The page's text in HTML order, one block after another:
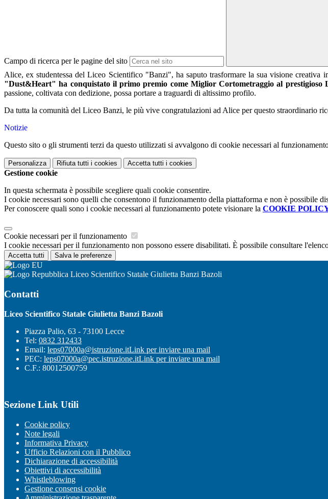
Campo di ricerca per le pagine del sito
Alice, ex studentessa del Liceo Scientifico "Banzi", ha saputo trasformare la sua visione
"Dust&Heart" ha conquistato il primo premio come Miglior Cortometraggio al prestigioso
passione, coltivata con dedizione, possa portare a traguardi di altissimo profilo.
Da tutta la comunità del Liceo Banzi, le più vive congratulazioni ad Alice per questo straordinario
Notizie
Questo sito o gli strumenti terzi da questo utilizzati si avvalgono di cookie necessari al
Personalizza Rifiuta tutti i cookies Accetta tutti i cookies
Gestione cookie
In questa schermata è possibile scegliere quali cookie consentire.
I cookie necessari sono quelli che consentono il funzionamento della piattaforma e non è possibile
Per conoscere quali sono i cookie necessari al funzionamento potete visionare la COOKIE
Cookie necessari per il funzionamento
I cookie necessari per il funzionamento non possono essere disabilitati. È possibile consultare
Accetta tutti Salva le preferenze
Liceo Scientifico Statale Giulietta Banzi Bazoli
Contatti
Liceo Scientifico Statale Giulietta Banzi Bazoli
Piazza Palio, 63 - 73100 Lecce
Tel: 0832 312433
Email: leps07000a@istruzione.itLink per inviare una mail
PEC: leps07000a@pec.istruzione.itLink per inviare una mail
C.F.: 80012500759
Sezione Link Utili
Cookie policy
Note legali
Informativa Privacy
Ufficio Relazioni con il Pubblico
Dichiarazione di accessibilità
Obiettivi di accessibilità
Whistleblowing
Gestione consensi cookie